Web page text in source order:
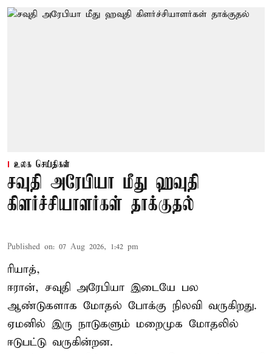
உலக செய்திகள்
சவுதி அரேபியா மீது ஹவுதி
கிளர்ச்சியாளர்கள் தாக்குதல்
Published on: 07 Aug 2026, 1:42 pm
ரியாத்,
ஈரான், சவுதி அரேபியா இடையே பல
ஆண்டுகளாக மோதல் போக்கு நிலவி வருகிறது.
ஏமனில் இரு நாடுகளும் மறைமுக மோதலில்
ஈடுபட்டு வருகின்றன.